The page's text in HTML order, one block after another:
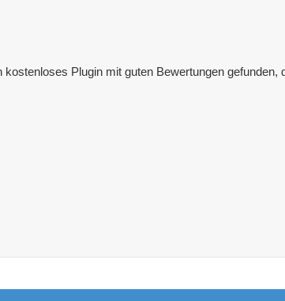
Plugin mit guten Bewertungen gefunden,